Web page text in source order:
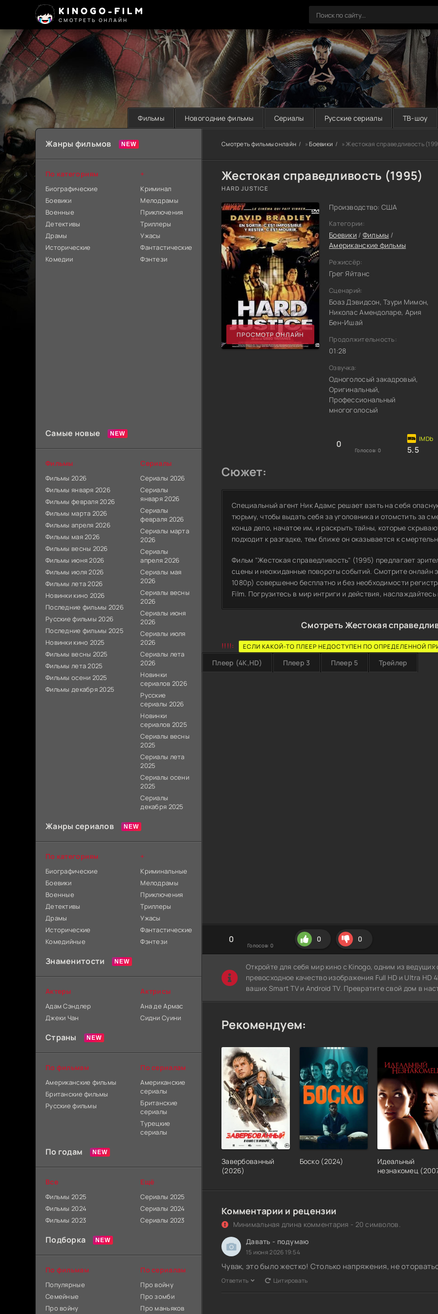
KINOGO-FILM
СМОТРЕТЬ ОНЛАЙН
Фильмы Новогодние фильмы Сериалы Русские сериалы ТВ-шоу
Смотреть фильмы онлайн »Боевики » Жестокая справедливость
Жестокая справедливость (1995)
HARD JUSTICE
ПРОСМОТР ОНЛАЙН
Производство: США
Категории:
Боевики / Фильмы /
Американские фильмы
Режиссёр:
Грег Яйтанс
Сценарий:
Боаз Дэвидсон, Тзури Мимон,
Николас Амендоларе, Ария
Бен-Ишай
Продолжительность:
01:28
Озвучка:
Одноголосый закадровый,
Оригинальный,
Профессиональный
многоголосый
0
Голосов: 0 5.5
Сюжет:
Специальный агент Ник Адамс решает взять на себя
тюрьму, чтобы выдать себя за уголовника и отомстить за
конца дело, начатое им, и раскрыть тайны, которые
подходит к разгадке, тем ближе он оказывается к
Фильм "Жестокая справедливость" (1995) предлагает
сцены и неожиданные повороты событий. Смотрите онлайн
1080p) совершенно бесплатно и без необходимости
Film. Погрузитесь в мир интриги и действия,
Смотреть Жестокая
!!!!: ЕСЛИ КАКОЙ-ТО ПЛЕЕР НЕДОСТУПЕН ПО ОПРЕДЕЛЕННОЙ
Плеер (4K,HD) Плеер 3 Плеер 5 Трейлер
0
Голосов: 0
0 0
Откройте для себя мир кино с Kinogo, одним из
превосходное качество изображения Full HD и Ultra HD
ваших Smart TV и Android TV. Превратите свой дом в
Рекомендуем:
Завербованный
(2026)
Боско (2024)
Идеальный
незнакомец
Комментарии и рецензии
Минимальная длина комментария - 20 символов.
Давать - подумаю
15 июня 2026 19:54
Чувак, это было жестко! Столько напряжения, не
Ответить Цитировать
Жанры фильмов
По категориям
Биографические
Боевики
Военные
Детективы
Драмы
Исторические
Комедии
+
Криминал
Мелодрамы
Приключения
Триллеры
Ужасы
Фантастические
Фэнтези
Самые новые
Фильмы
Фильмы 2026
Фильмы января 2026
Фильмы февраля 2026
Фильмы марта 2026
Фильмы апреля 2026
Фильмы мая 2026
Фильмы весны 2026
Фильмы июня 2026
Фильмы июля 2026
Фильмы лета 2026
Новинки кино 2026
Последние фильмы 2026
Русские фильмы 2026
Последние фильмы 2025
Новинки кино 2025
Фильмы весны 2025
Фильмы лета 2025
Фильмы осени 2025
Фильмы декабря 2025
Сериалы
Сериалы 2026
Сериалы
января 2026
Сериалы
февраля 2026
Сериалы марта
2026
Сериалы
апреля 2026
Сериалы мая
2026
Сериалы весны
2026
Сериалы июня
2026
Сериалы июля
2026
Сериалы лета
2026
Новинки
сериалов 2026
Русские
сериалы 2026
Новинки
сериалов 2025
Сериалы весны
2025
Сериалы лета
2025
Сериалы осени
2025
Сериалы
декабря 2025
Жанры сериалов
По категориям
Биографические
Боевики
Военные
Детективы
Драмы
Исторические
Комедийные
+
Криминальные
Мелодрамы
Приключения
Триллеры
Ужасы
Фантастические
Фэнтези
Знаменитости
Актеры
Адам Сэндлер
Джеки Чан
Актрисы
Ана де Армас
Сидни Суини
Страны
По фильмам
Американские фильмы
Британские фильмы
Русские фильмы
По сериалам
Американские
сериалы
Британские
сериалы
Турецкие
сериалы
По годам
Все
Фильмы 2025
Фильмы 2024
Фильмы 2023
Ещё
Сериалы 2025
Сериалы 2024
Сериалы 2023
Подборка
По фильмам
Популярные
Семейные
Про войну
По сериалам
Про войну
Про зомби
Про маньяков